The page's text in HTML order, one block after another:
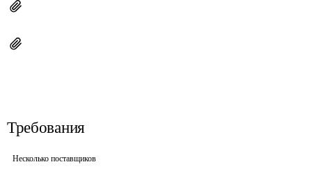
Требования
Несколько поставщиков